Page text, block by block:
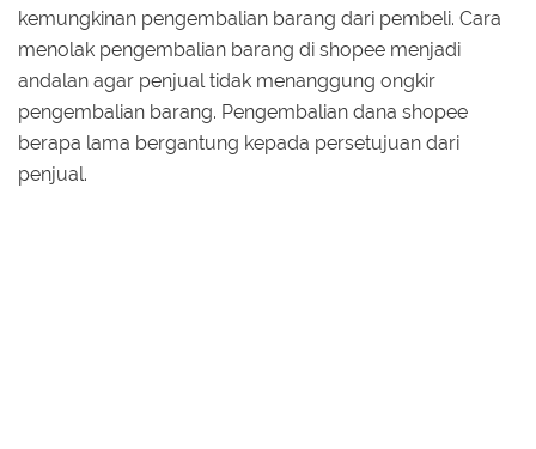
kemungkinan pengembalian barang dari pembeli. Cara
menolak pengembalian barang di shopee menjadi
andalan agar penjual tidak menanggung ongkir
pengembalian barang. Pengembalian dana shopee
berapa lama bergantung kepada persetujuan dari
penjual.